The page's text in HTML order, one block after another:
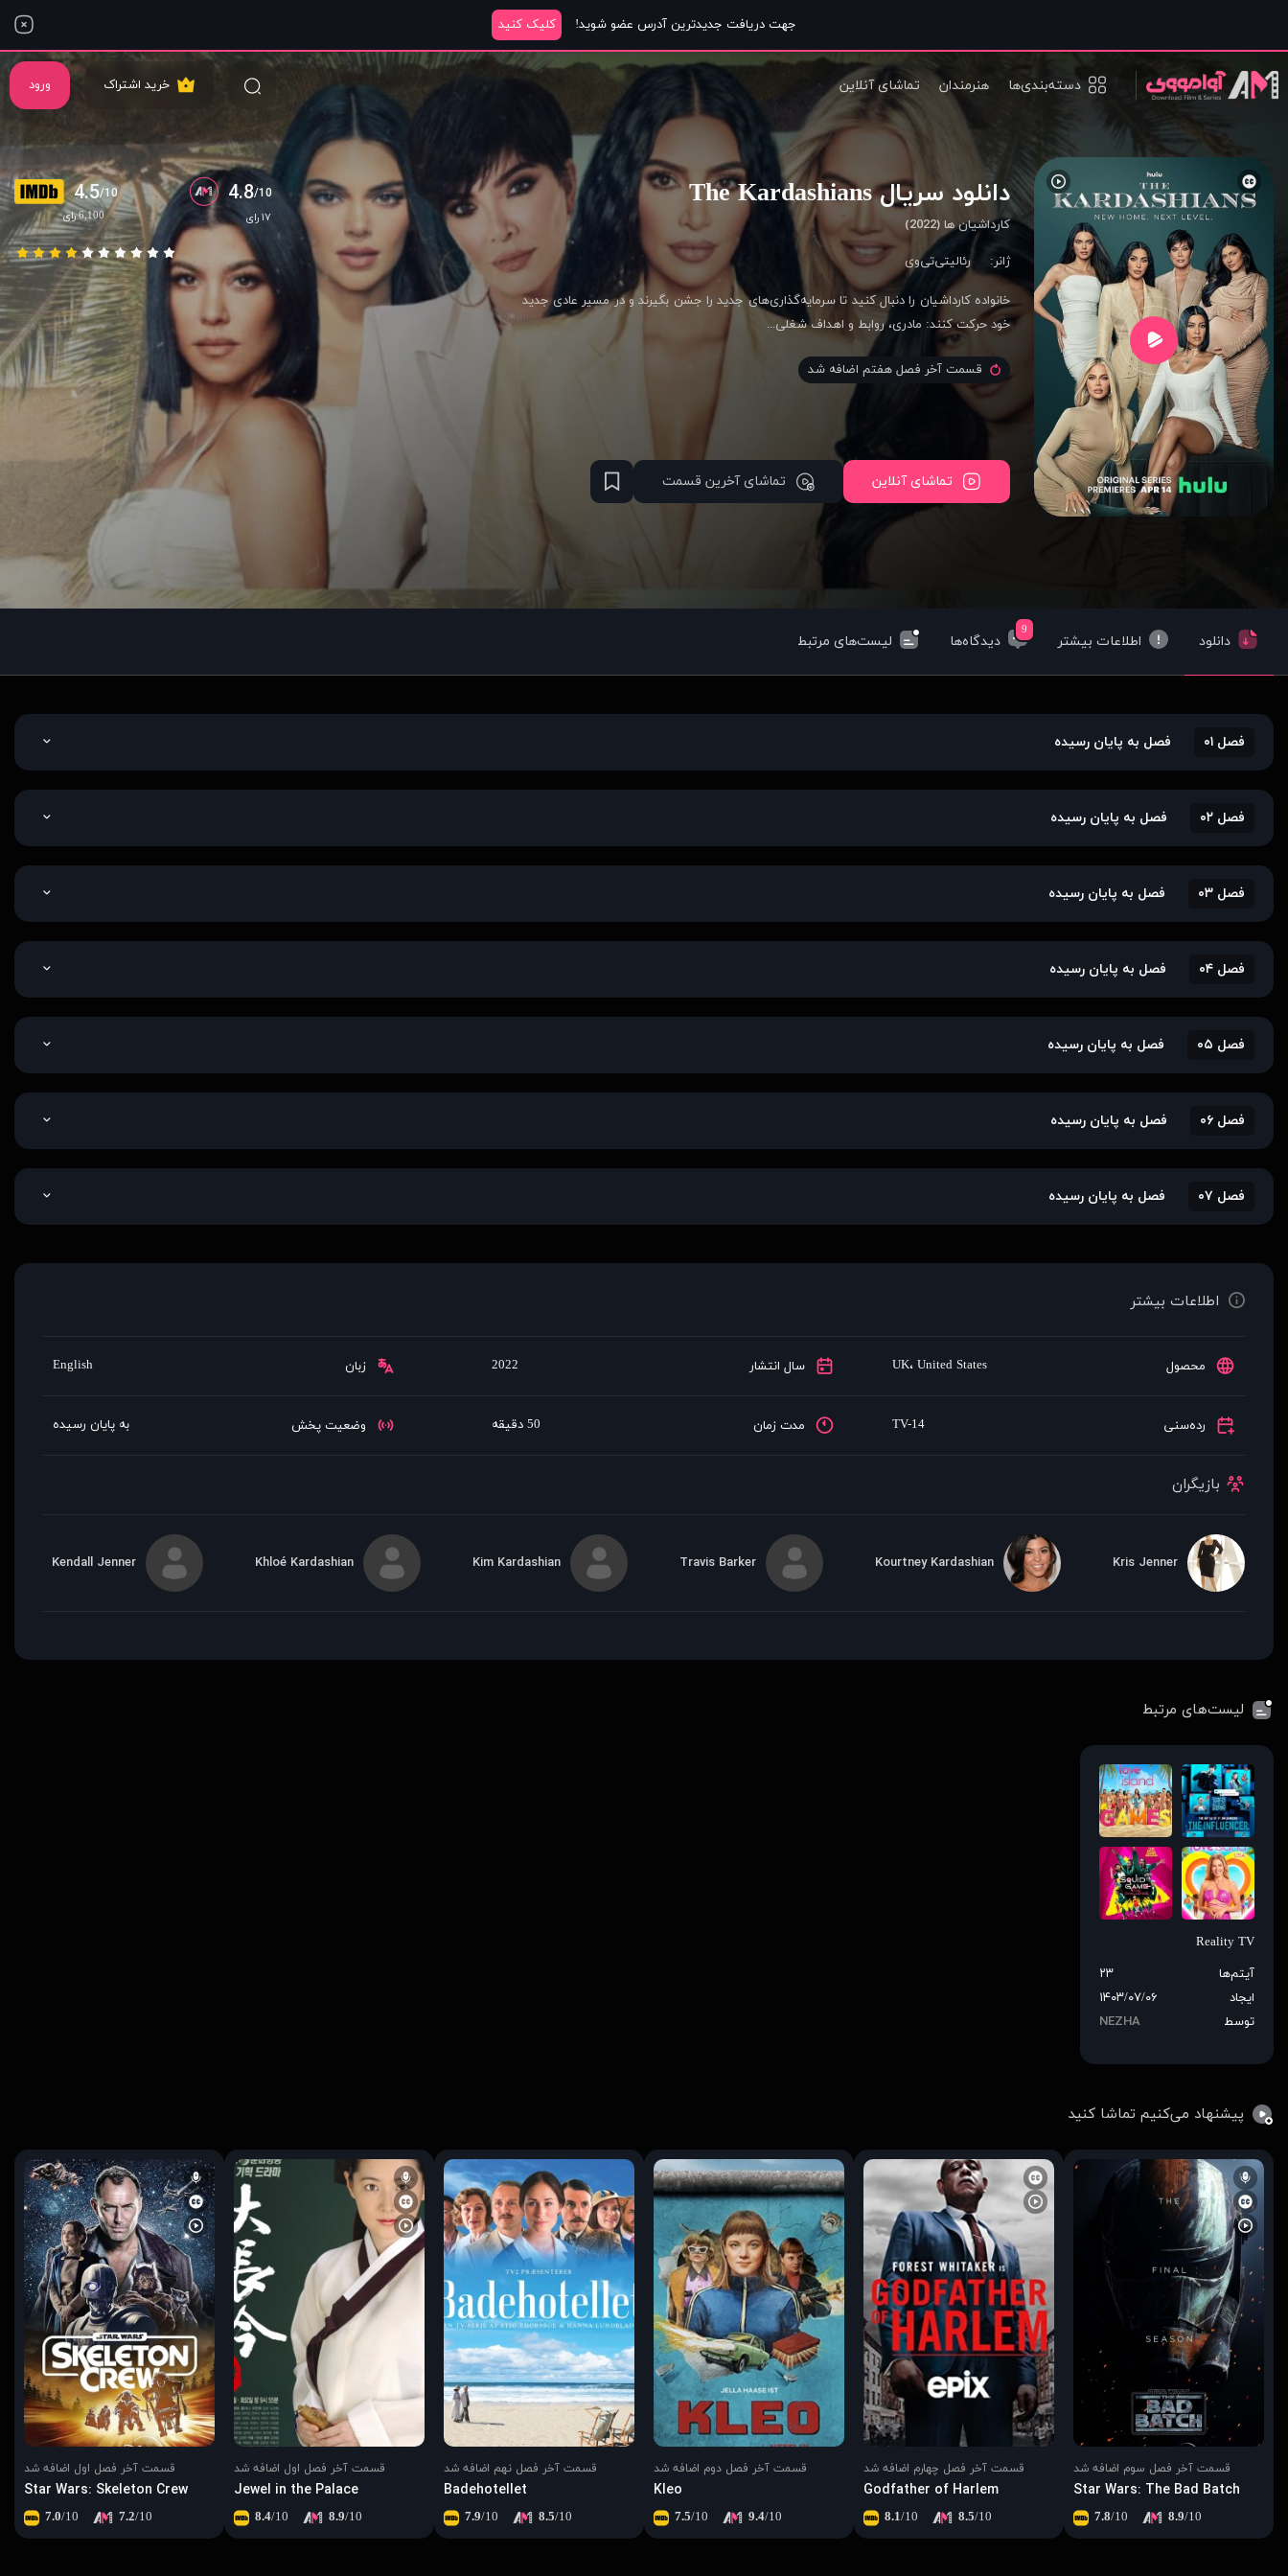
جهت دریافت جدیدترین آدرس عضو شوید! کلیک کنید
دسته‌بندی‌ها هنرمندان تماشای آنلاین خرید اشتراک ورود
دانلود سریال The Kardashians
کارداشیان ها (2022)
ژانر: رئالیتی‌تی‌وی
خانواده کارداشیان را دنبال کنید تا سرمایه‌گذاری‌های جدید را جشن بگیرند و در مسیر عادی جدید
خود حرکت کنند: مادری، روابط و اهداف شغلی...
قسمت آخر فصل هفتم اضافه شد
4.5/10
6,100 رای
4.8/10
۱۷ رای
تماشای آنلاین تماشای آخرین قسمت
دانلود اطلاعات بیشتر
9
دیدگاه‌ها لیست‌های مرتبط
فصل ۰۱ فصل به پایان رسیده
فصل ۰۲ فصل به پایان رسیده
فصل ۰۳ فصل به پایان رسیده
فصل ۰۴ فصل به پایان رسیده
فصل ۰۵ فصل به پایان رسیده
فصل ۰۶ فصل به پایان رسیده
فصل ۰۷ فصل به پایان رسیده
اطلاعات بیشتر
محصول UK، United States سال انتشار 2022 زبان English
رده‌سنی TV-14 مدت زمان 50 دقیقه وضعیت پخش به پایان رسیده
بازیگران
Kris Jenner
Kourtney Kardashian
Travis Barker
Kim Kardashian
Khloé Kardashian
Kendall Jenner
لیست‌های مرتبط
Reality TV
آیتم‌ها
۲۳
ایجاد
۱۴۰۳/۰۷/۰۶
توسط
NEZHA
پیشنهاد می‌کنیم تماشا کنید
قسمت آخر فصل سوم اضافه شد
Star Wars: The Bad Batch
7.8/10 8.9/10
قسمت آخر فصل چهارم اضافه شد
Godfather of Harlem
8.1/10 8.5/10
قسمت آخر فصل دوم اضافه شد
Kleo
7.5/10 9.4/10
قسمت آخر فصل نهم اضافه شد
Badehotellet
7.9/10 8.5/10
قسمت آخر فصل اول اضافه شد
Jewel in the Palace
8.4/10 8.9/10
قسمت آخر فصل اول اضافه شد
Star Wars: Skeleton Crew
7.0/10 7.2/10